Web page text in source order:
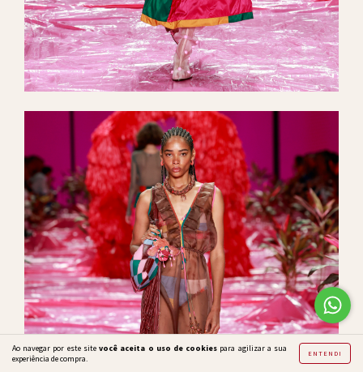
Ao navegar por este sitevocê aceita o uso de cookies para agilizar a sua
experiência de compra.
ENTENDI